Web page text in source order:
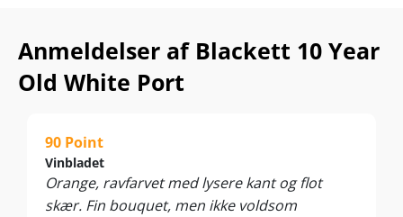
Anmeldelser af Blackett 10 Year
Old White Port
90 Point
Vinbladet
Orange, ravfarvet med lysere kant og flot
skær. Fin bouquet, men ikke voldsom